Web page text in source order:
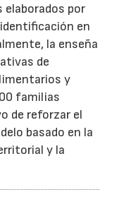
elaborados por
en
la enseña
de
y
familias
de reforzar el
basado en la
y la